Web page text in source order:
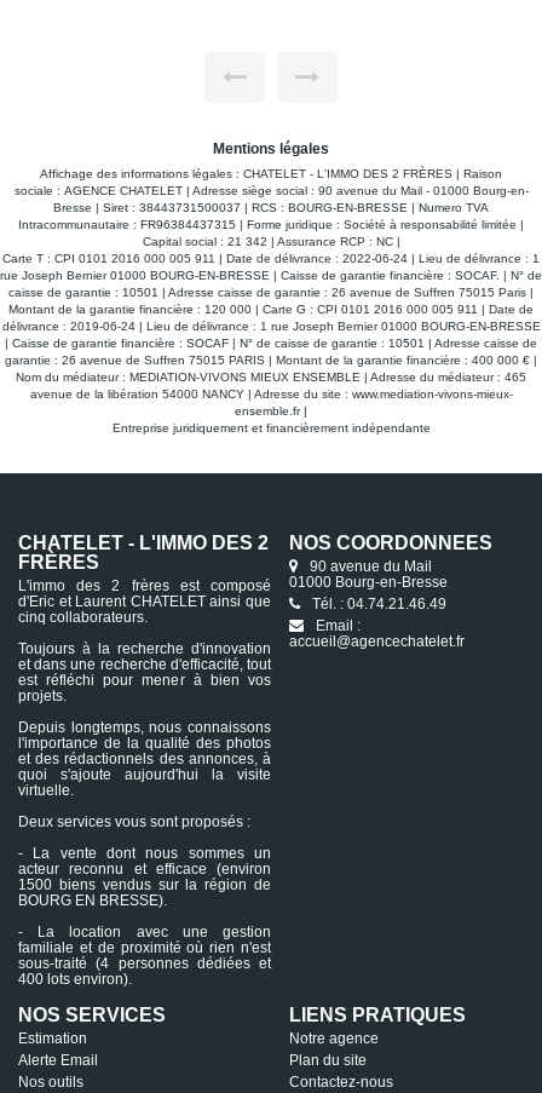
puis un séjour ouvert sur la cuisine qui est aménagée et
vaste cave dans laquelle vous pourrez entreposer vos vélos.
Mentions légales
Affichage des informations légales : CHATELET - L'IMMO DES 2 FRÈRES | Raison
sociale : AGENCE CHATELET | Adresse siège social : 90 avenue du Mail - 01000 Bourg-en-
Bresse | Siret : 38443731500037 | RCS : BOURG-EN-BRESSE | Numero TVA
Intracommunautaire : FR96384437315 | Forme juridique : Société à responsabilité limitée |
Capital social : 21 342 | Assurance RCP : NC |
Carte T : CPI 0101 2016 000 005 911 | Date de délivrance : 2022-06-24 | Lieu de délivrance : 1
rue Joseph Bernier 01000 BOURG-EN-BRESSE | Caisse de garantie financière : SOCAF. | N° de
caisse de garantie : 10501 | Adresse caisse de garantie : 26 avenue de Suffren 75015 Paris |
Montant de la garantie financière : 120 000 | Carte G : CPI 0101 2016 000 005 911 | Date de
délivrance : 2019-06-24 | Lieu de délivrance : 1 rue Joseph Bernier 01000 BOURG-EN-BRESSE
| Caisse de garantie financière : SOCAF | N° de caisse de garantie : 10501 | Adresse caisse de
garantie : 26 avenue de Suffren 75015 PARIS | Montant de la garantie financière : 400 000 € |
Nom du médiateur : MEDIATION-VIVONS MIEUX ENSEMBLE | Adresse du médiateur : 465
avenue de la libération 54000 NANCY | Adresse du site : www.mediation-vivons-mieux-
ensemble.fr|
Entreprise juridiquement et financièrement indépendante
CHATELET - L'IMMO DES 2
FRÈRES
L'immo des 2 frères est composé
d'Eric et Laurent CHATELET ainsi que
cinq collaborateurs.
Toujours à la recherche d'innovation
et dans une recherche d'efficacité, tout
est réfléchi pour mener à bien vos
projets.
Depuis longtemps, nous connaissons
l'importance de la qualité des photos
et des rédactionnels des annonces, à
quoi s'ajoute aujourd'hui la visite
virtuelle.
Deux services vous sont proposés :
- La vente dont nous sommes un
acteur reconnu et efficace (environ
1500 biens vendus sur la région de
BOURG EN BRESSE).
- La location avec une gestion
familiale et de proximité où rien n'est
sous-traité (4 personnes dédiées et
400 lots environ).
NOS COORDONNÉES
90 avenue du Mail
01000 Bourg-en-Bresse
Tél. : 04.74.21.46.49
Email :
accueil@agencechatelet.fr
NOS SERVICES
Estimation
Alerte Email
Nos outils
LIENS PRATIQUES
Notre agence
Plan du site
Contactez-nous